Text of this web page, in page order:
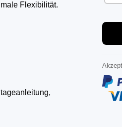
Flexibilität.